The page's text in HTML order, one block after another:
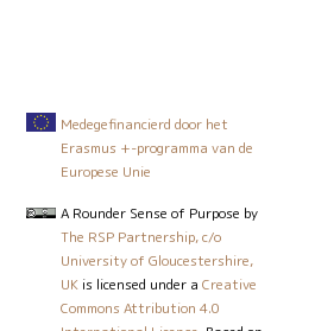
Medegefinancierd door het
Erasmus +-programma van de
Europese Unie
A Rounder Sense of Purpose by
The RSP Partnership, c/o
University of Gloucestershire,
UK is licensed under aCreative
Commons Attribution 4.0